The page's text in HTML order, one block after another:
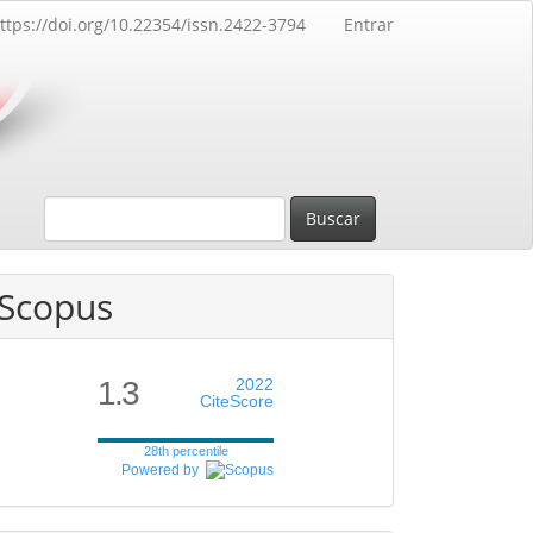
doi.org/10.22354/issn.2422-3794 Entrar
Buscar
1.3
2022
CiteScore
28th percentile
Powered by